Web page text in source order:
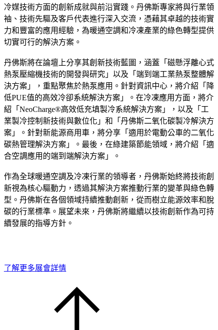
冷媒技術方面的創新成就與前沿實踐。丹佛斯專家將與行業領
袖、技術先驅及客戶代表進行深入交流，憑藉其卓越的技術實
力和豐富的應用經驗，為暖通空調和冷凍產業的綠色轉型提供
切實可行的解決方案。
丹佛斯將在論壇上分享其創新技術藍圖，涵蓋「磁懸浮離心式
熱泵壓縮機技術的開發與研究」以及「端到端工業熱泵整體解
決方案」，重點聚焦於熱泵應用。針對資訊中心，將介紹「降
低PUE值的高效冷卻系統解決方案」。在冷凍應用方面，將介
紹「NeoCharge®高效低充填製冷系統解決方案」，以及「工
業製冷控制新技術與數位化」和「丹佛斯二氧化碳製冷解決方
案」。針對新能源商用車，將分享「適用於電動公車的二氧化
碳熱管理解決方案」。最後，在綠建築節能領域，將介紹「適
合空調應用的端到端解決方案」。
作為全球暖通空調及冷凍行業的領導者，丹佛斯始終將技術創
新視為核心驅動力，透過其解決方案推動行業的變革與綠色轉
型。丹佛斯在各個領域持續推動創新，從而樹立能源效率和脫
碳的行業標準。展望未來，丹佛斯將繼續以技術創新作為可持
續發展的指導方針。
了解更多展會詳情